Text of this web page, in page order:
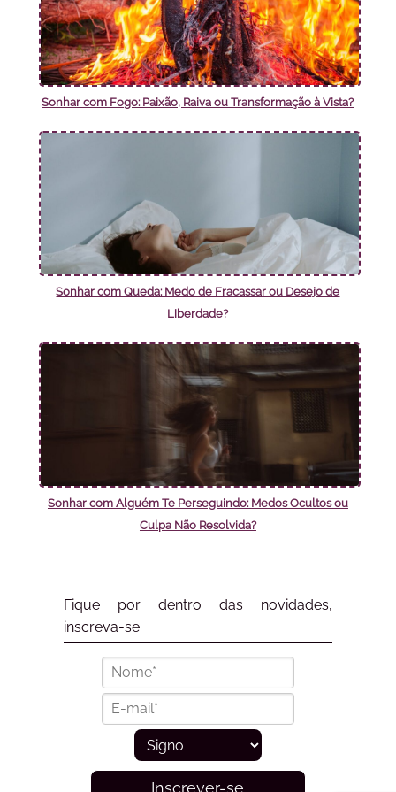
Sonhar com Fogo: Paixão, Raiva ou Transformação à Vista?
Sonhar com Queda: Medo de Fracassar ou Desejo de
Liberdade?
Sonhar com Alguém Te Perseguindo: Medos Ocultos ou
Culpa Não Resolvida?
Fique por dentro das novidades,
inscreva-se:
Inscrever-se